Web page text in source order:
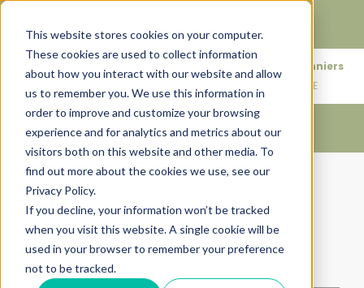
This website stores cookies on your computer.
These cookies are used to collect information
about how you interact with our website and allow
us to remember you. We use this information in
order to improve and customize your browsing
experience and for analytics and metrics about our
visitors both on this website and other media. To
find out more about the cookies we use, see our
Privacy Policy.
If you decline, your information won’t be tracked
when you visit this website. A single cookie will be
used in your browser to remember your preference
not to be tracked.
patrimoine.
76 rue des Amidonniers
31000 TOULOUSE
Accueil 95M2
95M2
1 Propriété
Trier par: Ordre par défaut